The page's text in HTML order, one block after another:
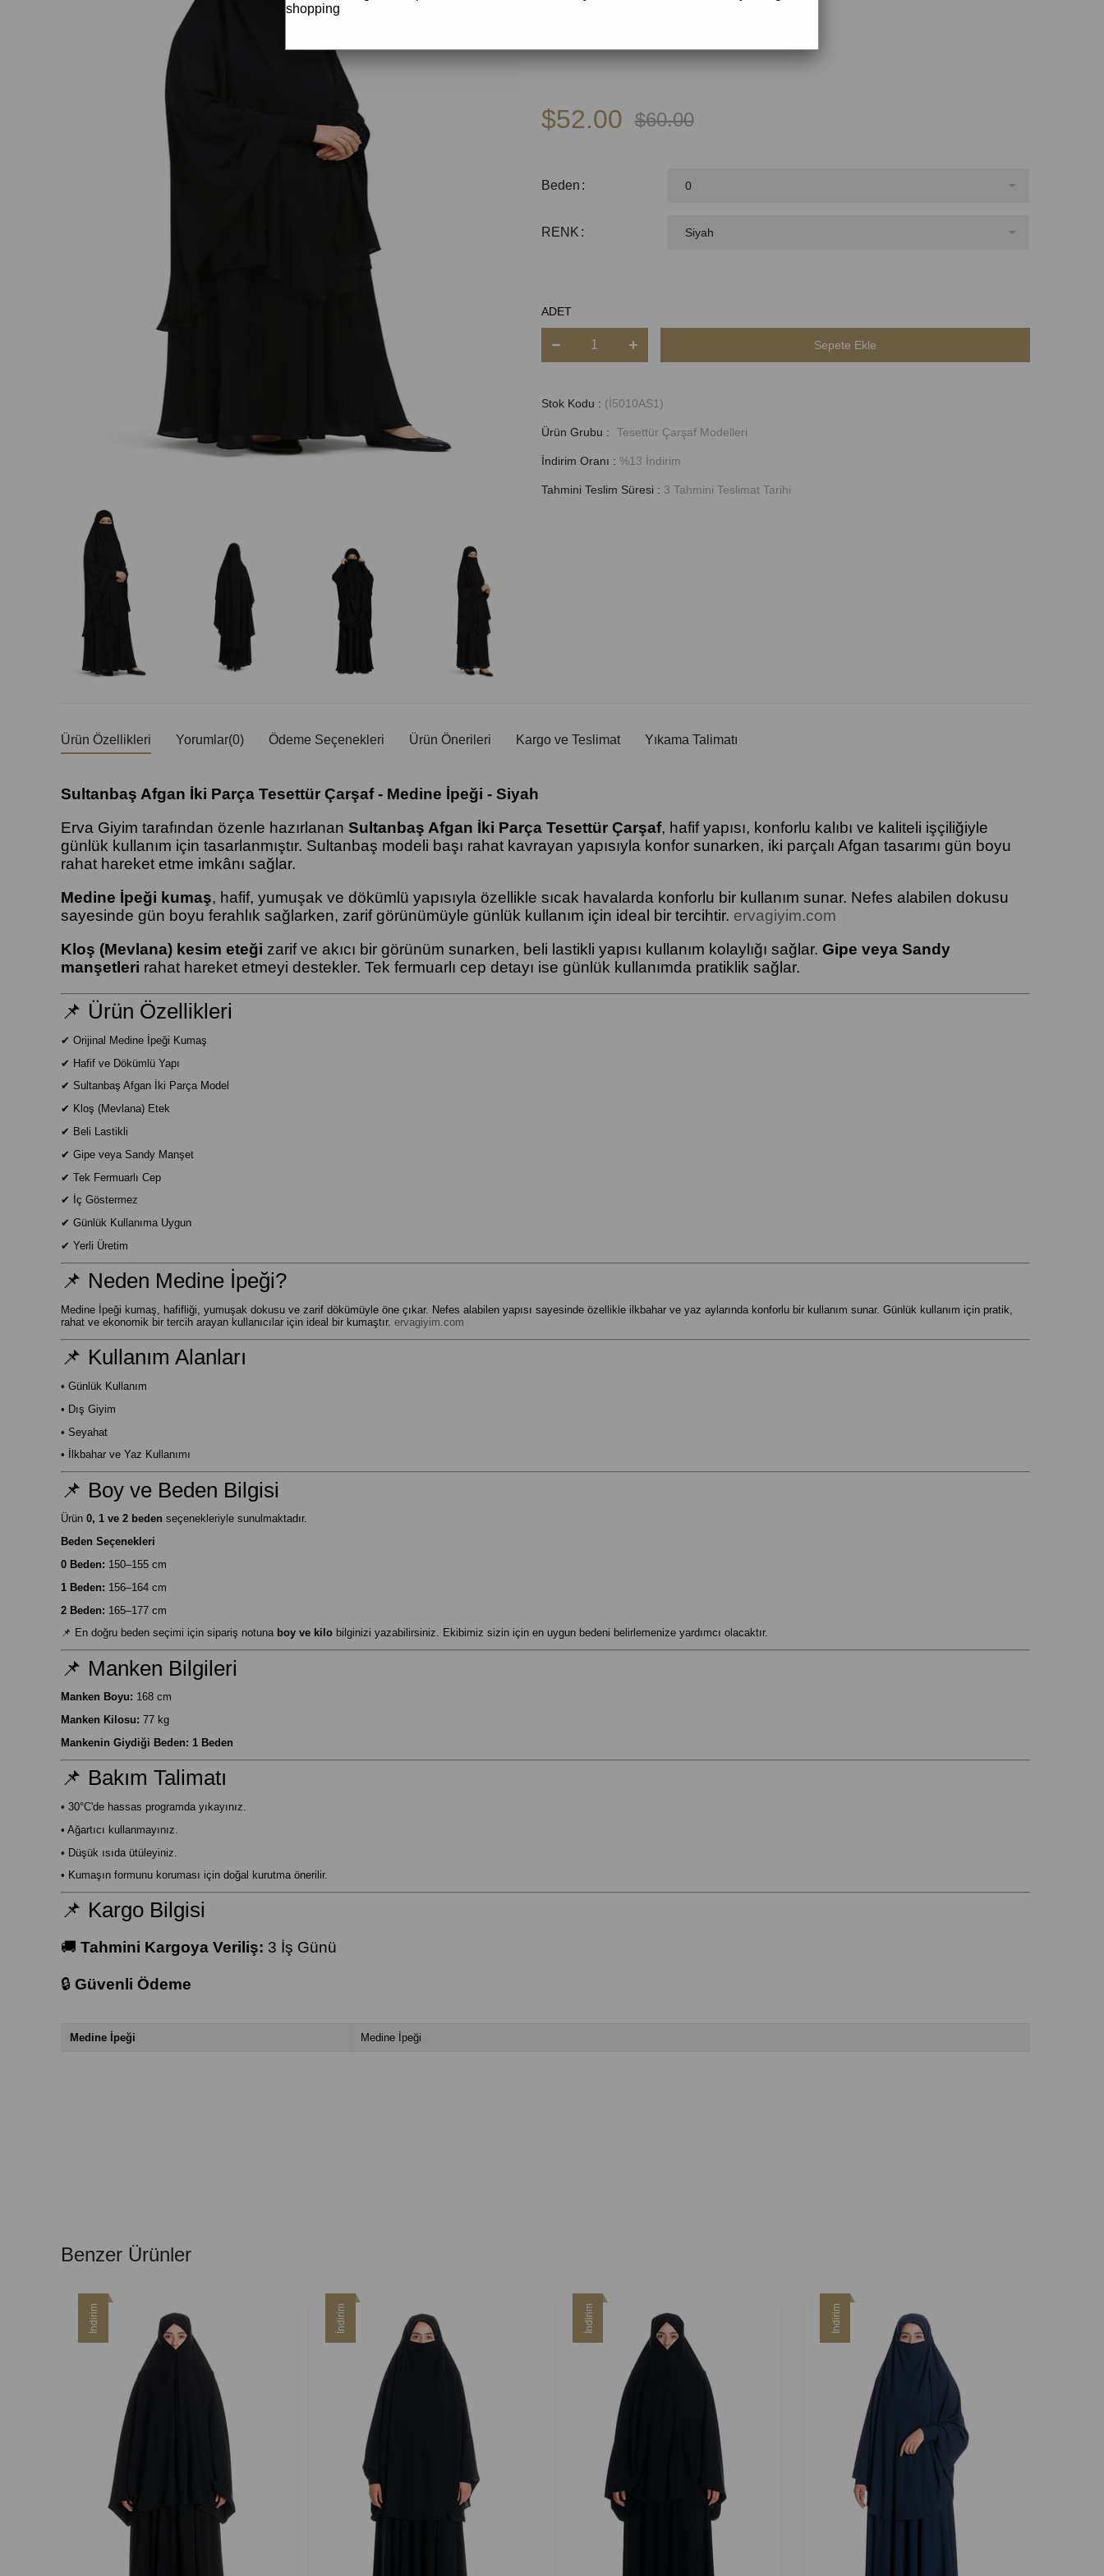
$60.00
$52.00
Beden
RENK
ADET
Stok Kodu (İ5010AS1)
Ürün Grubu : Tesettür Çarşaf Modelleri
İndirim Oranı : %13 İndirim
Tahmini Teslim Süresi : 3 Tahmini Teslimat Tarihi
Ürün Özellikleri Yorumlar(0) Ödeme Seçenekleri Ürün Önerileri Kargo ve Teslimat Yıkama Talimatı
Sultanbaş Afgan İki Parça Tesettür Çarşaf - Medine İpeği - Siyah
Erva Giyim tarafından özenle hazırlanan Sultanbaş Afgan İki Parça Tesettür Çarşaf, hafif yapısı, konforlu kalıbı ve kaliteli işçiliğiyle
günlük kullanım için tasarlanmıştır. Sultanbaş modeli başı rahat kavrayan yapısıyla konfor sunarken, iki parçalı Afgan tasarımı gün boyu
rahat hareket etme imkânı sağlar.
Medine İpeği kumaş, hafif, yumuşak ve dökümlü yapısıyla özellikle sıcak havalarda konforlu bir kullanım sunar. Nefes alabilen dokusu
sayesinde gün boyu ferahlık sağlarken, zarif görünümüyle günlük kullanım için ideal bir tercihtir. ervagiyim.com
Kloş (Mevlana) kesim eteği zarif ve akıcı bir görünüm sunarken, beli lastikli yapısı kullanım kolaylığı sağlar. Gipe veya Sandy
manşetleri rahat hareket etmeyi destekler. Tek fermuarlı cep detayı ise günlük kullanımda pratiklik sağlar.
📌 Ürün Özellikleri
✔ Orijinal Medine İpeği Kumaş
✔ Hafif ve Dökümlü Yapı
✔ Sultanbaş Afgan İki Parça Model
✔ Kloş (Mevlana) Etek
✔ Beli Lastikli
✔ Gipe veya Sandy Manşet
✔ Tek Fermuarlı Cep
✔ İç Göstermez
✔ Günlük Kullanıma Uygun
✔ Yerli Üretim
📌 Neden Medine İpeği?
Medine İpeği kumaş, hafifliği, yumuşak dokusu ve zarif dökümüyle öne çıkar. Nefes alabilen yapısı sayesinde özellikle ilkbahar ve yaz aylarında konforlu bir kullanım sunar. Günlük kullanım için pratik,
rahat ve ekonomik bir tercih arayan kullanıcılar için ideal bir kumaştır. ervagiyim.com
📌 Kullanım Alanları
• Günlük Kullanım
• Dış Giyim
• Seyahat
• İlkbahar ve Yaz Kullanımı
📌 Boy ve Beden Bilgisi
Ürün 0, 1 ve 2 beden seçenekleriyle sunulmaktadır.
Beden Seçenekleri
0 Beden: 150–155 cm
1 Beden: 156–164 cm
2 Beden: 165–177 cm
📌 En doğru beden seçimi için sipariş notuna boy ve kilobilginizi yazabilirsiniz. Ekibimiz sizin için en uygun bedeni belirlemenize yardımcı olacaktır.
📌 Manken Bilgileri
Manken Boyu: 168 cm
Manken Kilosu: 77 kg
Mankenin Giydiği Beden: 1 Beden
📌 Bakım Talimatı
• 30°C'de hassas programda yıkayınız.
• Ağartıcı kullanmayınız.
• Düşük ısıda ütüleyiniz.
• Kumaşın formunu koruması için doğal kurutma önerilir.
📌 Kargo Bilgisi
🚚 Tahmini Kargoya Veriliş: 3 İş Günü
🔒 Güvenli Ödeme
Medine İpeği Medine İpeği
Benzer Ürünler
İndirim İndirim İndirim İndirim
shopping